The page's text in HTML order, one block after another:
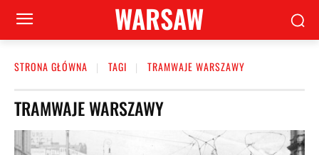
WARSAW
STRONA GŁÓWNA TAGI TRAMWAJE WARSZAWY
TRAMWAJE WARSZAWY